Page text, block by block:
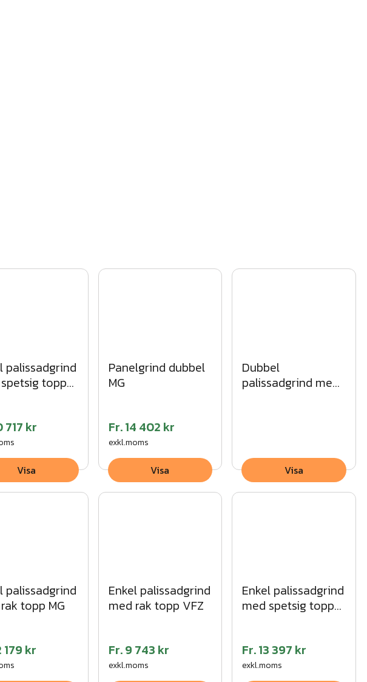
palissadgrind
topp
717 kr
Visa
Panelgrind dubbel
MG
Fr.14 402 kr
exkl.moms
Visa
Dubbel
palissadgrind med
Visa
palissadgrind
topp MG
179 kr
Enkel palissadgrind
med rak topp VFZ
Fr.9 743 kr
exkl.moms
Enkel palissadgrind
med spetsig topp
Fr.13 397 kr
exkl.moms